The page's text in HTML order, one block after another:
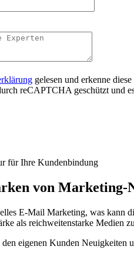
gelesen und erkenne diese
reCAPTCHA geschützt und
für Ihre Kundenbindung
von Marketing-
E-Mail Marketing, was kann
als reichweitenstarke Medien
eigenen Kunden Neuigkeiten